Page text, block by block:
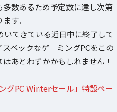
数あるため予定数に達し次第
す。
いてきている近日中に終了して
ペックなゲーミングPCをこの
あとわずかかもしれません！
グPC Winterセール」特設ペー